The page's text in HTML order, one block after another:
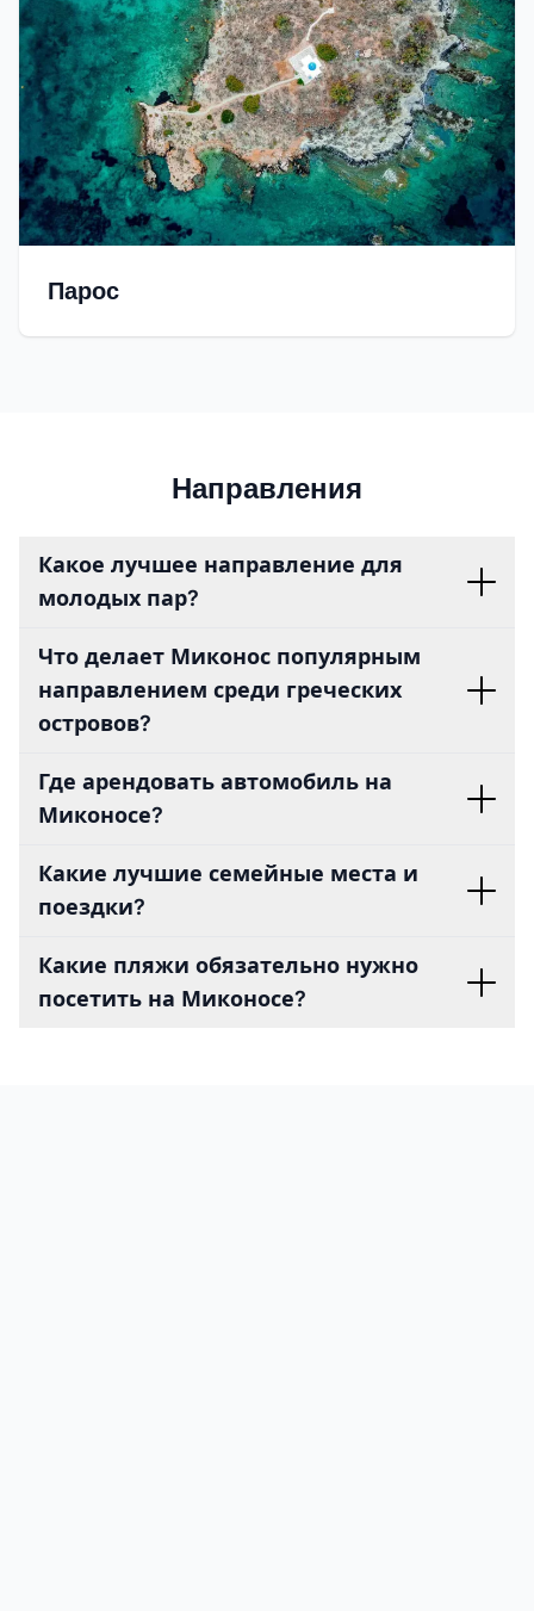
Парос
Направления
Какое лучшее направление для
молодых пар?
Что делает Миконос популярным
направлением среди греческих
островов?
Где арендовать автомобиль на
Миконосе?
Какие лучшие семейные места и
поездки?
Какие пляжи обязательно нужно
посетить на Миконосе?